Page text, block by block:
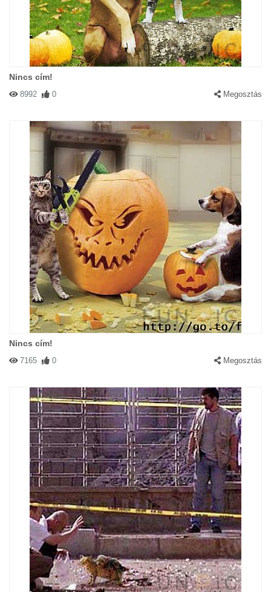
Nincs cím!
8992 0 Megosztás
Nincs cím!
7165 0 Megosztás